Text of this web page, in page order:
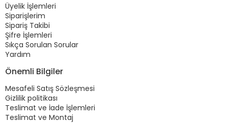
Üyelik İşlemleri
Siparişlerim
Sipariş Takibi
Şifre İşlemleri
Sıkça Sorulan Sorular
Yardım
Önemli Bilgiler
Mesafeli Satış Sözleşmesi
Gizlilik politikası
Teslimat ve İade İşlemleri
Teslimat ve Montaj